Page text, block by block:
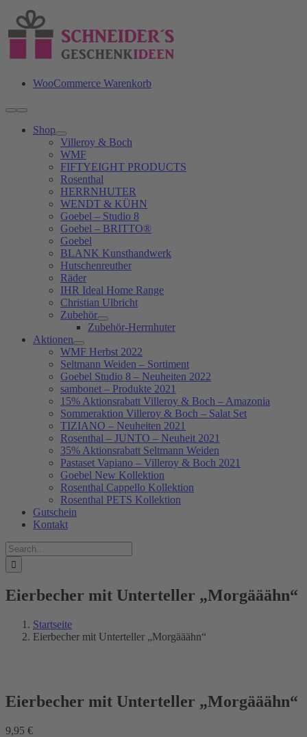
Inhalt
springen
WooCommerce Warenkorb
Toggle
Navigation
Shop
Villeroy & Boch
WMF
FIFTYEIGHT PRODUCTS
Rosenthal
HERRNHUTER
WENDT & KÜHN
Goebel – Studio 8
Goebel – BRITTO®
Goebel
BLANK Kunsthandwerk
Hutschenreuther
Räder
IHR Ideal Home Range
Christian Ulbricht
Zubehör
Zubehör-Herrnhuter
Aktionen
WMF Herbst 2022
Seltmann Weiden – Sortiment
Goebel Studio 8 – Neuheiten 2022
sambonet – Produkte 2021
15% Aktionsrabatt Villeroy & Boch – Amazonia
Sommeraktion Villeroy & Boch – Salat Set
TIZIANO – Neuheiten 2021
Rosenthal – JUNTO – Neuheit 2021
35% Aktionsrabatt Seltmann Weiden
Pastaset Vapiano – Villeroy & Boch 2021
Goebel New Kollektion
Rosenthal Cappello Kollektion
Rosenthal PETS Kollektion
Gutschein
Kontakt
Suche
nach:
Eierbecher mit Unterteller „Morgääähn“
Startseite
Eierbecher mit Unterteller „Morgääähn“
Eierbecher mit Unterteller „Morgääähn“
9,95 €